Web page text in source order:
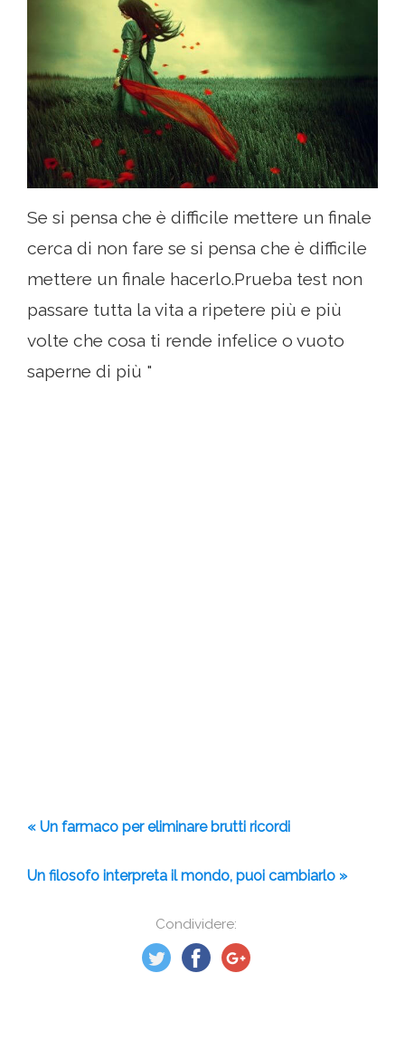
Condividere:
Se si pensa che è difficile mettere un finale
cerca di non fare se si pensa che è difficile
mettere un finale hacerlo.Prueba test non
passare tutta la vita a ripetere più e più
volte che cosa ti rende infelice o vuoto
saperne di più "
« Un farmaco per eliminare brutti ricordi
Un filosofo interpreta il mondo, puoi cambiarlo »